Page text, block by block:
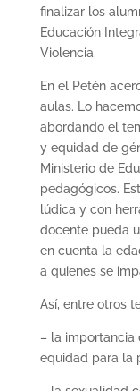
finalizar los
Educación
Violencia.
En el Petén
aulas. Lo
abordando el
y equidad de
Ministerio de
pedagógicos.
lúdica y con
docente pueda
en cuenta la
a quienes se
Así, entre otros
– la importancia
equidad para la